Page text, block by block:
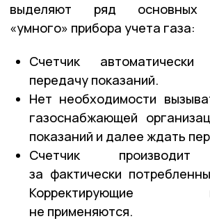
выделяют ряд основных
«умного» прибора учета газа:
Счетчик автоматически
передачу показаний.
Нет необходимости
газоснабжающей
показаний и далее ждать
Счетчик производит
за фактически
Корректирующие
не применяются.